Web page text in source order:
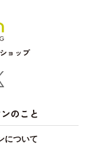
ョップ
のこと
について